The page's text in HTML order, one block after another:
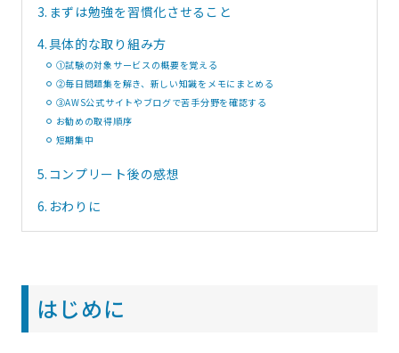
3. まずは勉強を習慣化させること
4.具体的な取り組み方
①試験の対象サービスの概要を覚える
②毎日問題集を解き、新しい知識をメモにまとめる
③AWS公式サイトやブログで苦手分野を確認する
お勧めの取得順序
短期集中
5. コンプリート後の感想
6. おわりに
はじめに